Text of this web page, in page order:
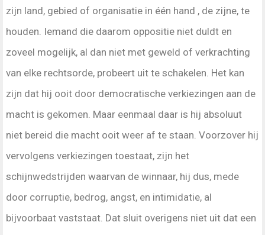
zijn land, gebied of organisatie in één hand , de zijne, te
houden. Iemand die daarom oppositie niet duldt en
zoveel mogelijk, al dan niet met geweld of verkrachting
van elke rechtsorde, probeert uit te schakelen. Het kan
zijn dat hij ooit door democratische verkiezingen aan de
macht is gekomen. Maar eenmaal daar is hij absoluut
niet bereid die macht ooit weer af te staan. Voorzover hij
vervolgens verkiezingen toestaat, zijn het
schijnwedstrijden waarvan de winnaar, hij dus, mede
door corruptie, bedrog, angst, en intimidatie, al
bijvoorbaat vaststaat. Dat sluit overigens niet uit dat een